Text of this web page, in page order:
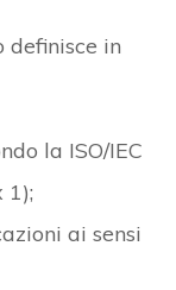
definisce in
la ISO/IEC
1);
ai sensi